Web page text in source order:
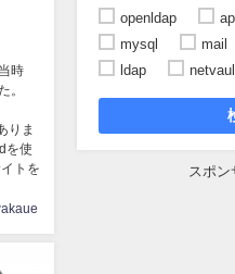
時
。
りま
を使
トを
openldap
mysql
mail
ldap
スポン